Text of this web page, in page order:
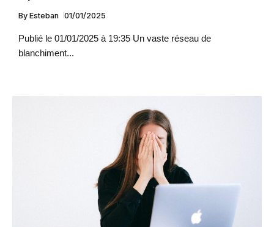
By Esteban 01/01/2025
Publié le 01/01/2025 à 19:35 Un vaste réseau de
blanchiment...